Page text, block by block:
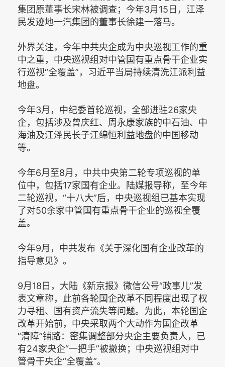
集团原董事长宋林被调查；今年3月15日，江泽
民发迹地一汽集团的董事长徐建一落马。
外界关注，今年中共央企成为中央巡视工作的重
中之重，中央巡视组对中管国有重点骨干企业实
行巡视“全覆盖”，习近平当局持续清洗江派利益
地盘。
今年3月，中纪委首轮巡视，全部进驻26家央
企，包括涉及曾庆红、周永康家族的中石油、中
海油及江泽民长子江绵恒利益地盘的中国移动
等。
今年6月至8月，中共中央第二轮专项巡视的单
位中，包括17家国有企业。陆媒报导称，至今年
二轮巡视，“十八大”后，中央巡视组已基本实现
了对50余家中管国有重点骨干企业的巡视全覆
盖。
今年9月，中共发布《关于深化国有企业改革的
指导意见》。
9月18日，大陆《新京报》微信公号“政事儿”发
表文章称，此前各轮国企改革不同程度出现了权
力寻租、国有资产流失等问题。为此，本轮国企
改革开始前，中央采取两个大动作为国企改革
“清障”铺路：密集调整部分央企主要负责人，已
有24家央企“一把手”被撤换；中央巡视组对中
管骨干央企“全覆盖”。